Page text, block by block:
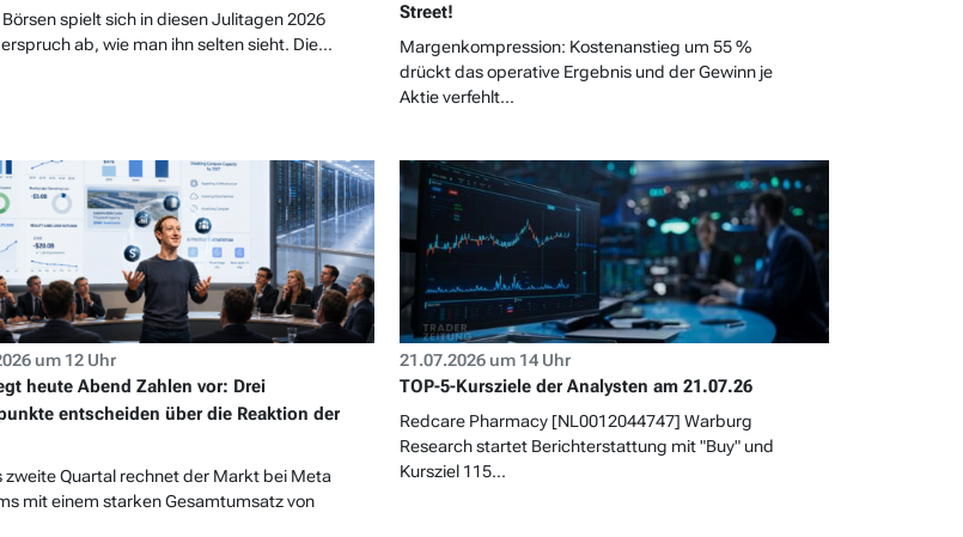
spielt sich in diesen Julitagen 2026
ab, wie man ihn selten sieht. Die...
Street!
Margenkompression: Kostenanstieg um 55 %
drückt das operative Ergebnis und der Gewinn je
Aktie verfehlt...
um 12 Uhr
heute Abend Zahlen vor: Drei
entscheiden über die Reaktion der
zweite Quartal rechnet der Markt bei Meta
mit einem starken Gesamtumsatz von
21.07.2026 um 14 Uhr
TOP-5-Kursziele der Analysten am 21.07.26
Redcare Pharmacy [NL0012044747] Warburg
Research startet Berichterstattung mit "Buy" und
Kursziel 115...